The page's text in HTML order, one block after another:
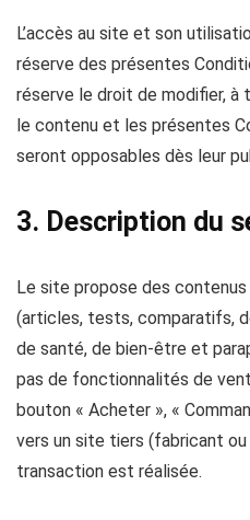
L’accès au site et son
réserve des présentes
réserve le droit de modifier,
le contenu et les présentes
seront opposables dès leur
3. Description du
Le site propose des
(articles, tests, comparatifs,
de santé, de bien-être et
pas de fonctionnalités de
bouton « Acheter », «
vers un site tiers (fabricant
transaction est réalisée.